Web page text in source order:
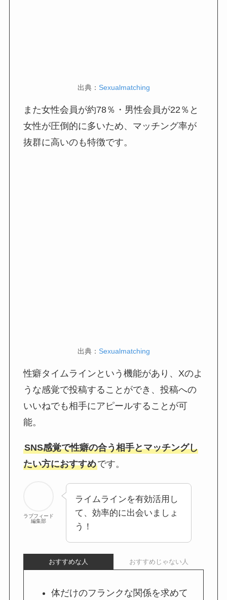
出典： Sexualmatching
また女性会員が約78％・男性会員が22％と
女性が圧倒的に多いため、マッチング率が
抜群に高いのも特徴です。
出典： Sexualmatching
性癖タイムラインという機能があり、Xのよ
うな感覚で投稿することができ、投稿への
いいねでも相手にアピールすることが可
能。
SNS感覚で性癖の合う相手とマッチングし
たい方におすすめです。
ラブフィード
編集部
ライムラインを有効活用し
て、効率的に出会いましょ
う！
おすすめな人 おすすめじゃない人
体だけのフランクな関係を求めて